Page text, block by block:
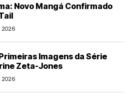
Novo Mangá Confirmado
2026
Imagens da Série
Zeta-Jones
2026